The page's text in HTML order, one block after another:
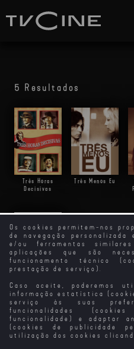
Os cookies permitem-nos
de navegação
e/ou ferramentas
aplicações que são
funcionamento técnico
prestação de serviço).
Caso aceite, poderemos
informação estatística
serviço às suas
funcionalidades
funcionalidade) e adaptar
(cookies de publicidade
utilização dos cookies
5 Resultados
Três Horas
Decisivas
Três Menos Eu
Amor às Três da
Tarde